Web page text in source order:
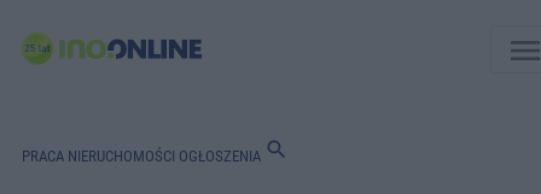
PRACA NIERUCHOMOŚCI OGŁOSZENIA search